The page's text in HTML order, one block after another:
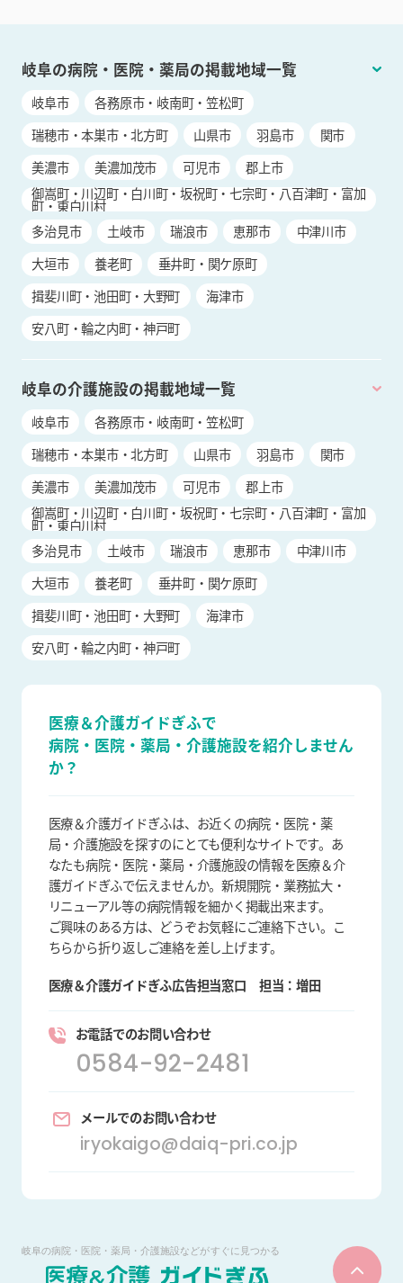
岐阜の病院・医院・薬局の掲載地域一覧
岐阜市
各務原市・岐南町・笠松町
瑞穂市・本巣市・北方町
山県市 羽島市
関市
美濃市
美濃加茂市 可児市
郡上市
御嵩町・川辺町・白川町・坂祝町・七宗町・八百津町・富加
町・東白川村
多治見市
土岐市 瑞浪市 恵那市
中津川市
大垣市
養老町
垂井町・関ケ原町
揖斐川町・池田町・大野町
海津市
安八町・輪之内町・神戸町
岐阜の介護施設の掲載地域一覧
岐阜市
各務原市・岐南町・笠松町
瑞穂市・本巣市・北方町
山県市 羽島市
関市
美濃市
美濃加茂市 可児市
郡上市
御嵩町・川辺町・白川町・坂祝町・七宗町・八百津町・富加
町・東白川村
多治見市
土岐市 瑞浪市 恵那市
中津川市
大垣市
養老町
垂井町・関ケ原町
揖斐川町・池田町・大野町
海津市
安八町・輪之内町・神戸町
医療＆介護ガイドぎふで
病院・医院・薬局・介護施設を紹介しません
か？
医療＆介護ガイドぎふは、お近くの病院・医院・薬
局・介護施設を探すのにとても便利なサイトです。あ
なたも病院・医院・薬局・介護施設の情報を医療＆介
護ガイドぎふで伝えませんか。新規開院・業務拡大・
リニューアル等の病院情報を細かく掲載出来ます。
ご興味のある方は、どうぞお気軽にご連絡下さい。こ
ちらから折り返しご連絡を差し上げます。
医療＆介護ガイドぎふ広告担当窓口
担当：増田
お電話でのお問い合わせ
0584-92-2481
メールでのお問い合わせ
iryokaigo@daiq-pri.co.jp